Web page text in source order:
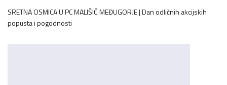
SRETNA OSMICA U PC MALIŠIĆ MEĐUGORJE | Dan odličnih akcijskih
popusta i pogodnosti